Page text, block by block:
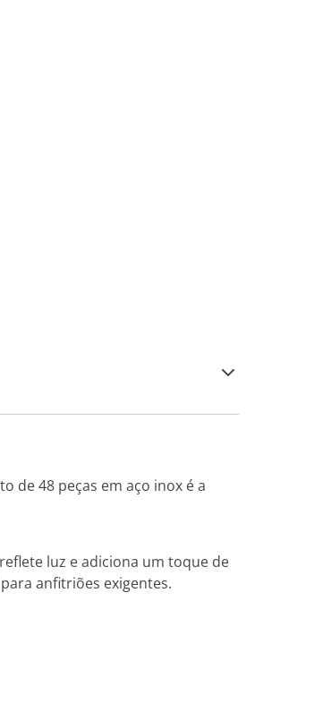
de 48 peças em aço inox é a
luz e adiciona um toque de
anfitriões exigentes.